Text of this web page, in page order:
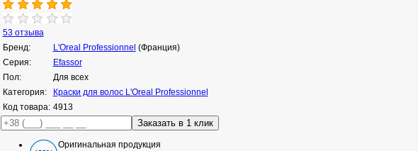
53 отзыва
Бренд:
L'Oreal Professionnel (Франция)
Серия:
Efassor
Пол:
Для всех
Категория:
Краски для волос L'Oreal Professionnel
Код товара: 4913
Оригинальная продукция